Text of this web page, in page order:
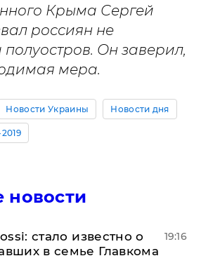
Крыма Сергей
россиян не
Он заверил,
мера.
Новости Украины Новости дня
новости
стало известно о
в семье Главкома
19:16